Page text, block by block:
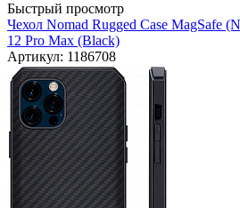
Быстрый просмотр
Чехол Nomad Rugged Case MagSafe
12 Pro Max (Black)
Артикул: 1186708